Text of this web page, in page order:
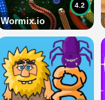
Wormix.io
4.2